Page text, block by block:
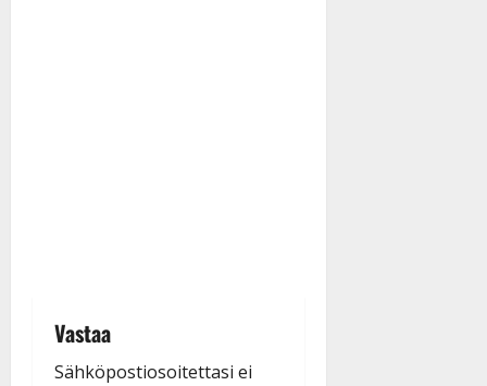
Vastaa
Sähköpostiosoitettasi ei